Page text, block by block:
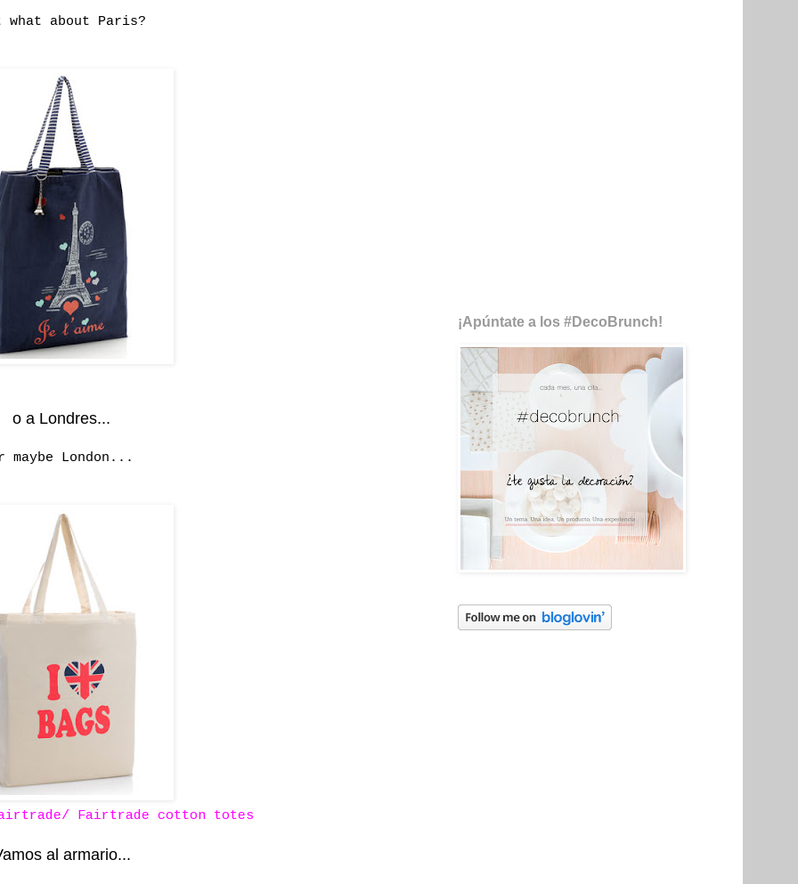
what about Paris?
o a Londres...
maybe London...
Fairtrade cotton totes
al armario...
¡Apúntate a los #DecoBrunch!